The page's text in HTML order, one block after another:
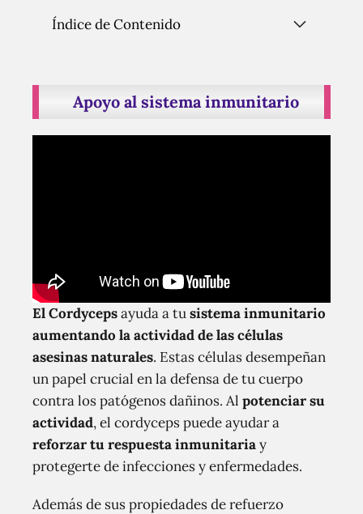
Índice de Contenido
Apoyo al sistema inmunitario
El Cordycepsayuda a tusistema inmunitario
aumentando la actividad de las células
asesinas naturales. Estas células desempeñan
un papel crucial en la defensa de tu cuerpo
contra los patógenos dañinos. Al potenciar su
actividad, el cordyceps puede ayudar a
reforzar tu respuesta inmunitariay
protegerte de infecciones y enfermedades.
Además de sus propiedades de refuerzo